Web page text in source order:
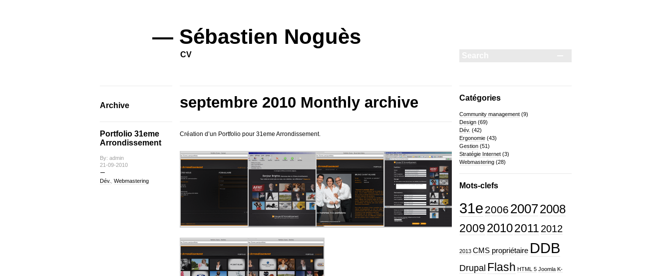
— Sébastien Noguès
CV
Archive septembre 2010 Monthly archive
Portfolio 31eme
Arrondissement
By: admin
21-09-2010
Dév. Webmastering
Création d’un Portfolio pour 31eme Arrondissement.
Catégories
Community management(9)
Design(69)
Dév. (42)
Ergonomie(43)
Gestion(51)
Stratégie Internet(3)
Webmastering(28)
Mots-clefs
31e 2006 20072008
200920102011 2012
2013 CMS propriétaire DDB
Drupal Flash HTML 5 Joomla K-